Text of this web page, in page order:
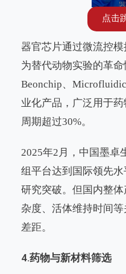
点击
器官芯片通过微流控
为替代动物实验的革
Beonchip、
业化产品，广泛用于
周期超过30%。
2025年2月，中国墨卓
组平台达到国际领先
研究突破。但国内整
杂度、活体维持时间
差距。
4.药物与新材料筛选